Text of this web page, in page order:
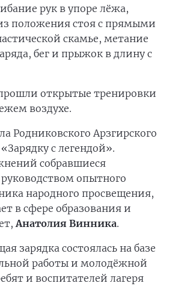
рук в упоре лёжа,
положения стоя с прямыми
скамье, метание
бег и прыжок в длину с
открытые тренировки
воздухе.
Родниковского Арзгирского
с легендой».
собравшиеся
опытного
народного просвещения,
в сфере образования и
Анатолия Винника.
зарядка состоялась на базе
работы и молодёжной
и воспитателей лагеря